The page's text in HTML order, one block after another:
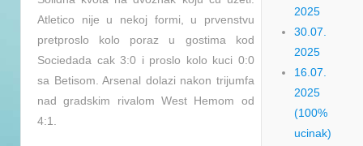
Atletico nije u nekoj formi, u prvenstvu
pretproslo kolo poraz u gostima kod
Sociedada cak 3:0 i proslo kolo kuci 0:0
sa Betisom. Arsenal dolazi nakon trijumfa
nad gradskim rivalom West Hemom od
4:1.
2025
30.07.
2025
16.07.
2025
(100%
ucinak)